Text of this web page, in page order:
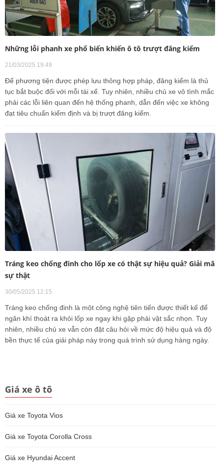
Những lỗi phanh xe phổ biến khiến ô tô trượt đăng kiểm
21/03/2025 19:49
Để phương tiện được phép lưu thông hợp pháp, đăng kiểm là thủ
tục bắt buộc đối với mỗi tài xế. Tuy nhiên, nhiều chủ xe vô tình mắc
phải các lỗi liên quan đến hệ thống phanh, dẫn đến việc xe không
đạt tiêu chuẩn kiểm định và bị trượt đăng kiểm.
Tráng keo chống đinh cho lốp xe có thật sự hiệu quả? Giải mã
sự thật
30/05/2025 12:15
Tráng keo chống đinh là một công nghệ tiên tiến được thiết kế để
ngăn khí thoát ra khỏi lốp xe ngay khi gặp phải vật sắc nhọn. Tuy
nhiên, nhiều chủ xe vẫn còn đặt câu hỏi về mức độ hiệu quả và độ
bền thực tế của giải pháp này trong quá trình sử dụng hàng ngày.
Giá xe ô tô
Giá xe Toyota Vios
Giá xe Toyota Corolla Cross
Giá xe Hyundai Accent